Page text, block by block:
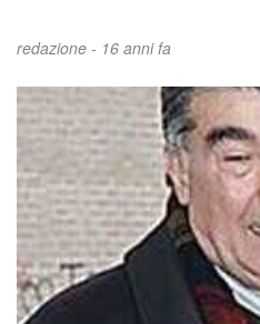
redazione - 16 anni fa